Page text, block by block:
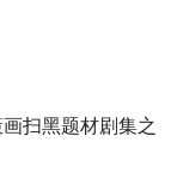
扫黑题材剧集之